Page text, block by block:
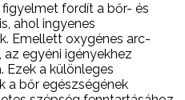
figyelmet fordít a bőr- és
ahol ingyenes
Emellett oxygénes arc-
egyéni igényekhez
Ezek a különleges
a bőr egészségének